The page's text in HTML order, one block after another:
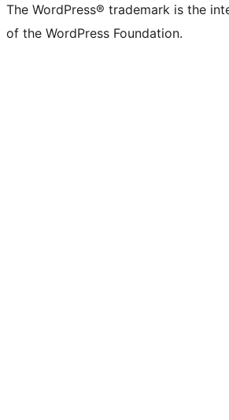
The WordPress® trademark is the
of the WordPress Foundation.